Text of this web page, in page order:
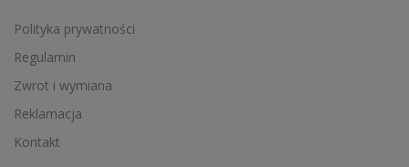
Polityka prywatności
Regulamin
Zwrot i wymiana
Reklamacja
Kontakt